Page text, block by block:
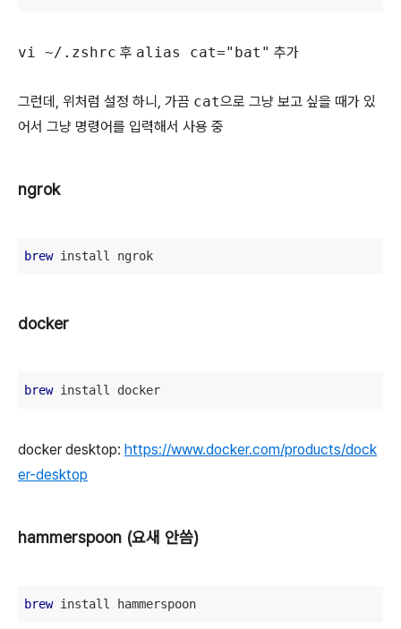
vi ~/.zshrc 후 alias cat="bat" 추가
그런데, 위처럼 설정 하니, 가끔 cat으로 그냥 보고 싶을 때가 있
어서 그냥 명령어를 입력해서 사용 중
ngrok
brew install ngrok
docker
brew install docker
docker desktop: https://www.docker.com/products/dock
er-desktop
hammerspoon (요새 안씀)
brew install hammerspoon